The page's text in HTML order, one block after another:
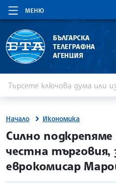
МЕНЮ
БЪЛГАРСКА
ТЕЛЕГРАФНА
АГЕНЦИЯ
Начало Икономика
site.bta
Силно
честна търговия,
еврокомисар